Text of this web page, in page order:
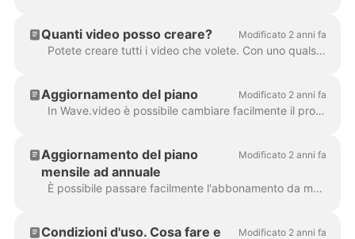
Quanti video posso creare? Modificato 2 anni fa
Potete creare tutti i video che volete. Con uno qualsiasi dei nostri piani di abbonamento, potete creare un numero illimitato di video. Proprio così: nessun limita...
Aggiornamento del piano Modificato 2 anni fa
In Wave.video è possibile cambiare facilmente il proprio piano di abbonamento. Per farlo, andate alla pagina degli abbonamenti. Fare clic sul pulsante Aggiorna e scegliere un nuovo piano. Se...
Aggiornamento del piano
mensile ad annuale
Modificato 2 anni fa
È possibile passare facilmente l'abbonamento da mensile ad annuale. In questo modo, il pagamento effettuato per l'abbonamento mensile sarà ...
Condizioni d'uso. Cosa fare e Modificato 2 anni fa